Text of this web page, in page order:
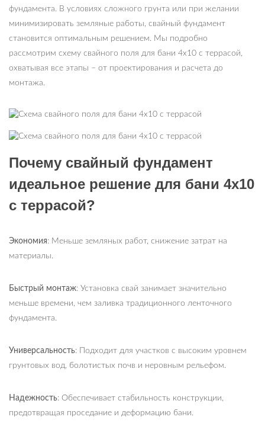
фундамента. В условиях сложного грунта или при желании
минимизировать земляные работы, свайный фундамент
становится оптимальным решением. Мы подробно
рассмотрим схему свайного поля для бани 4х10 с террасой,
охватывая все этапы – от проектирования и расчета до
монтажа.
Почему свайный фундамент
идеальное решение для бани 4х10
с террасой?
Экономия: Меньше земляных работ, снижение затрат на
материалы.
Быстрый монтаж: Установка свай занимает значительно
меньше времени, чем заливка традиционного ленточного
фундамента.
Универсальность: Подходит для участков с высоким уровнем
грунтовых вод, болотистых почв и неровным рельефом.
Надежность: Обеспечивает стабильность конструкции,
предотвращая проседание и деформацию бани.